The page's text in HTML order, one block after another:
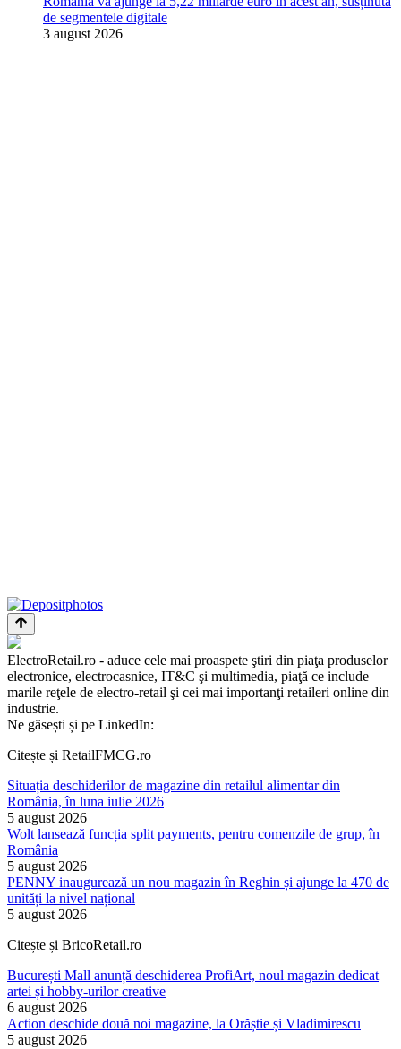
de segmentele digitale
3 august 2026
ElectroRetail.ro - aduce cele mai proaspete ştiri din piaţa produselor
electronice, electrocasnice, IT&C şi multimedia, piaţă ce include
marile reţele de electro-retail şi cei mai importanţi retaileri online din
industrie.
Ne găsești și pe LinkedIn:
Citește și RetailFMCG.ro
Situația deschiderilor de magazine din retailul alimentar din
România, în luna iulie 2026
5 august 2026
Wolt lansează funcția split payments, pentru comenzile de grup, în
România
5 august 2026
PENNY inaugurează un nou magazin în Reghin și ajunge la 470 de
unități la nivel național
5 august 2026
Citește și BricoRetail.ro
București Mall anunță deschiderea ProfiArt, noul magazin dedicat
artei și hobby-urilor creative
6 august 2026
Action deschide două noi magazine, la Orăștie și Vladimirescu
5 august 2026